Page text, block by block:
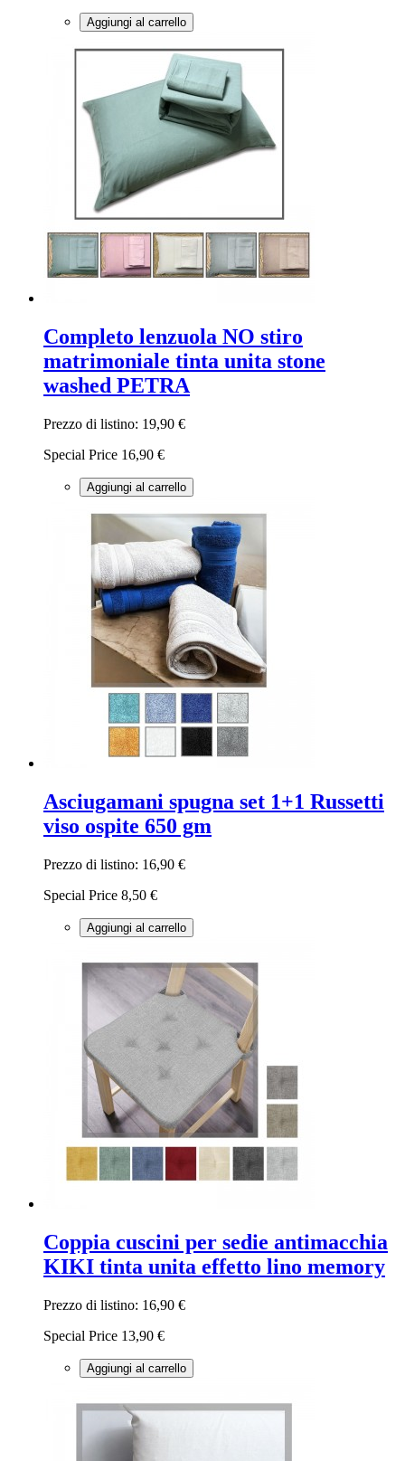
Aggiungi al carrello
Completo lenzuola NO stiro
matrimoniale tinta unita stone
washed PETRA
Prezzo di listino: 19,90 €
Special Price 16,90 €
Aggiungi al carrello
Asciugamani spugna set 1+1 Russetti
viso ospite 650 gm
Prezzo di listino: 16,90 €
Special Price 8,50 €
Aggiungi al carrello
Coppia cuscini per sedie antimacchia
KIKI tinta unita effetto lino memory
Prezzo di listino: 16,90 €
Special Price 13,90 €
Aggiungi al carrello